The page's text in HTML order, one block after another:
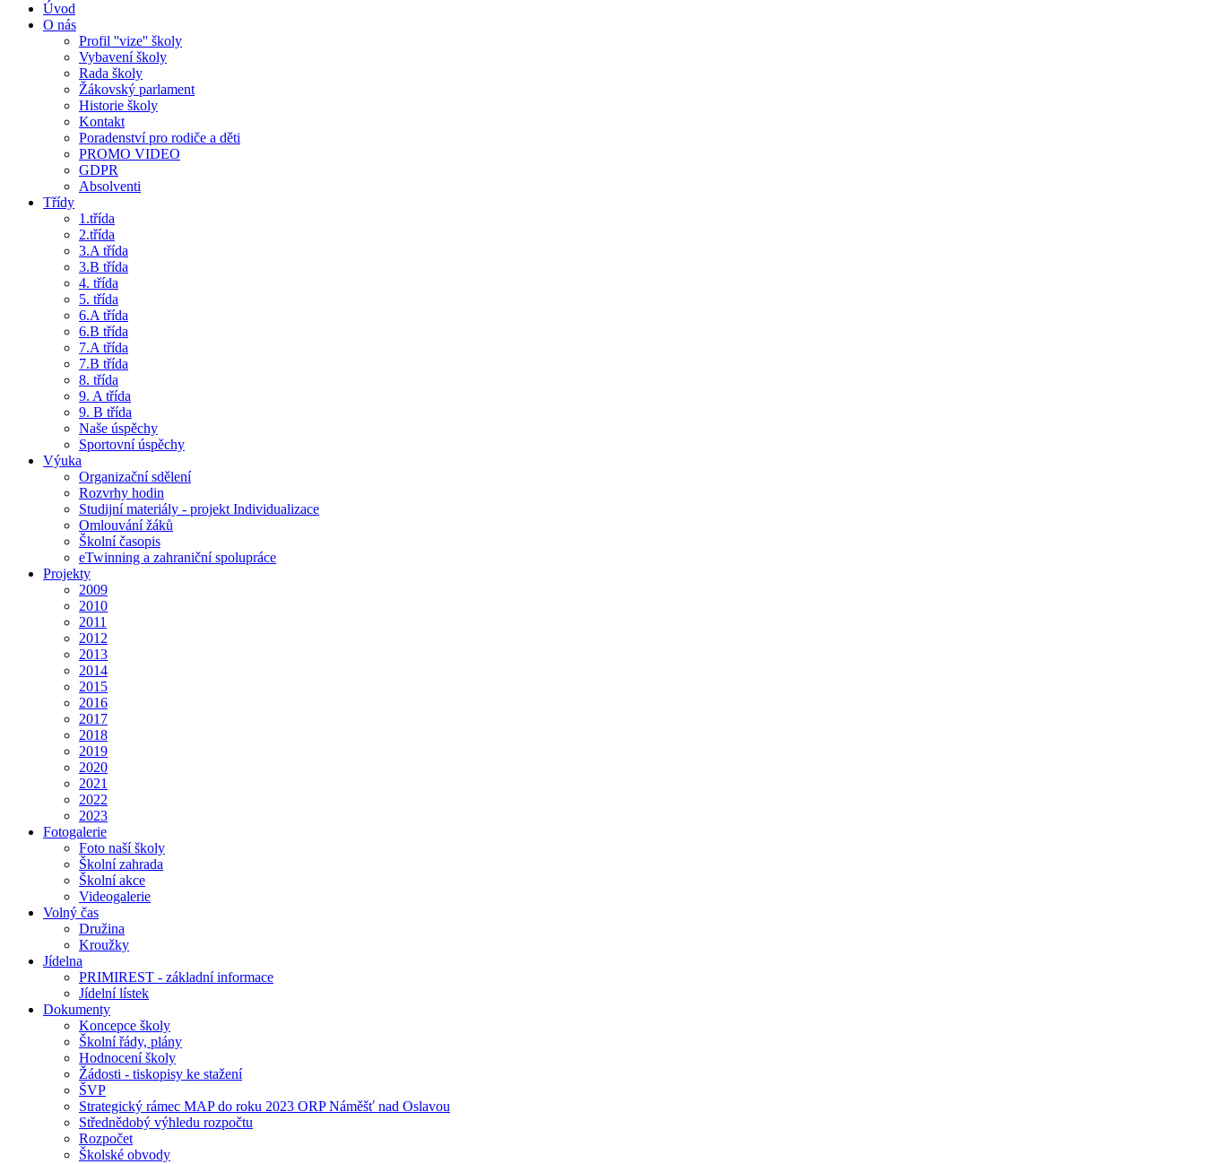
Úvod
O nás
Profil ''vize'' školy
Vybavení školy
Rada školy
Žákovský parlament
Historie školy
Kontakt
Poradenství pro rodiče a děti
PROMO VIDEO
GDPR
Absolventi
Třídy
1.třída
2.třída
3.A třída
3.B třída
4. třída
5. třída
6.A třída
6.B třída
7.A třída
7.B třída
8. třída
9. A třída
9. B třída
Naše úspěchy
Sportovní úspěchy
Výuka
Organizační sdělení
Rozvrhy hodin
Studijní materiály - projekt Individualizace
Omlouvání žáků
Školní časopis
eTwinning a zahraniční spolupráce
Projekty
2009
2010
2011
2012
2013
2014
2015
2016
2017
2018
2019
2020
2021
2022
2023
Fotogalerie
Foto naší školy
Školní zahrada
Školní akce
Videogalerie
Volný čas
Družina
Kroužky
Jídelna
PRIMIREST - základní informace
Jídelní lístek
Dokumenty
Koncepce školy
Školní řády, plány
Hodnocení školy
Žádosti - tiskopisy ke stažení
ŠVP
Strategický rámec MAP do roku 2023 ORP Náměšť nad Oslavou
Střednědobý výhledu rozpočtu
Rozpočet
Školské obvody